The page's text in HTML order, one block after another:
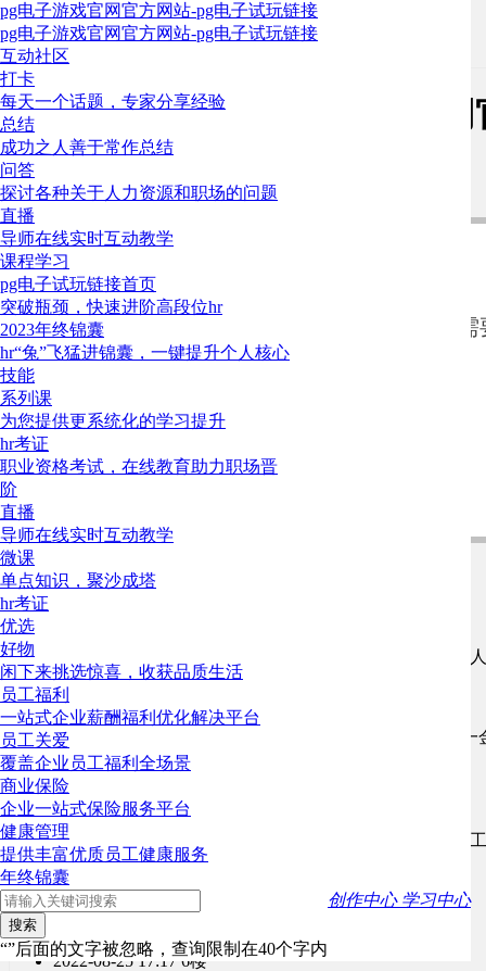
pg电子游戏官网官方网站-pg电子试玩链接
pg电子游戏官网官方网站-pg电子试玩链接
互动社区
打卡
每天一个话题，专家分享经验
总结
成功之人善于常作总结
问答
探讨各种关于人力资源和职场的问题
直播
导师在线实时互动教学
课程学习
pg电子试玩链接首页
突破瓶颈，快速进阶高段位hr
2023年终锦囊
hr“兔”飞猛进锦囊，一键提升个人核心
技能
系列课
为您提供更系统化的学习提升
hr考证
职业资格考试，在线教育助力职场晋
阶
直播
导师在线实时互动教学
微课
单点知识，聚沙成塔
hr考证
优选
好物
闲下来挑选惊喜，收获品质生活
员工福利
一站式企业薪酬福利优化解决平台
员工关爱
覆盖企业员工福利全场景
商业保险
企业一站式保险服务平台
健康管理
提供丰富优质员工健康服务
年终锦囊
创作中心 学习中心
搜索
“”后面的文字被忽略，查询限制在40个字内
三茅问答
薪酬工资板块-pg电子游戏官网
13
在北京一线城市，一个人事经理拿着6000的薪资正常吗
登录后才可以发表评论哦~请 或
文小姐332022-12-13 10:10
存在即合理。到手金额也还可以。还有则是得看具体企
您感觉有问题可否以换个公司换个平台
顺风路扛把子2022-12-13 08:24
程宇晖2022-12-13 09:40
@顺风路扛把子：这个说法很有意思。非常有道理
要看这个人事经理是不是真的是这个职级的，有些几个
山地欧文
如果人事团队规模比较大，实际工作时间2小时，五险
险，住宿交通通讯餐饮补贴等。这个薪水绝对够了。
缪东彪2022-12-11 20:54
有的企业的总监也拿着6000的薪资呢，名称好听只对找
小绵羊~
2022-08-25 17:176楼
我们希望了解您擅长的领域，把内容推荐给更多需
确定